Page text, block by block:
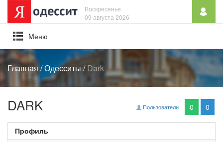
Воскресенье
09 августа 2026
Mеню
Главная/Одесситы/Dark
Пользователи 0 0
DARK
Профиль